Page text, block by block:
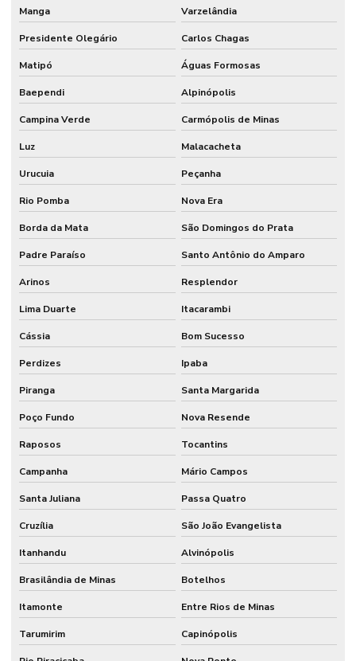
Manga Varzelândia
Presidente Olegário Carlos Chagas
Matipó Águas Formosas
Baependi Alpinópolis
Campina Verde Carmópolis de Minas
Luz Malacacheta
Urucuia Peçanha
Rio Pomba Nova Era
Borda da Mata São Domingos do Prata
Padre Paraíso Santo Antônio do Amparo
Arinos Resplendor
Lima Duarte Itacarambi
Cássia Bom Sucesso
Perdizes Ipaba
Piranga Santa Margarida
Poço Fundo Nova Resende
Raposos Tocantins
Campanha Mário Campos
Santa Juliana Passa Quatro
Cruzília São João Evangelista
Itanhandu Alvinópolis
Brasilândia de Minas Botelhos
Itamonte Entre Rios de Minas
Tarumirim Capinópolis